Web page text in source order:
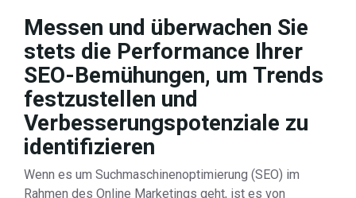
Messen und überwachen Sie
stets die Performance Ihrer
SEO-Bemühungen, um Trends
festzustellen und
Verbesserungspotenziale zu
identifizieren
Wenn es um Suchmaschinenoptimierung (SEO) im
Rahmen des Online Marketings geht, ist es von